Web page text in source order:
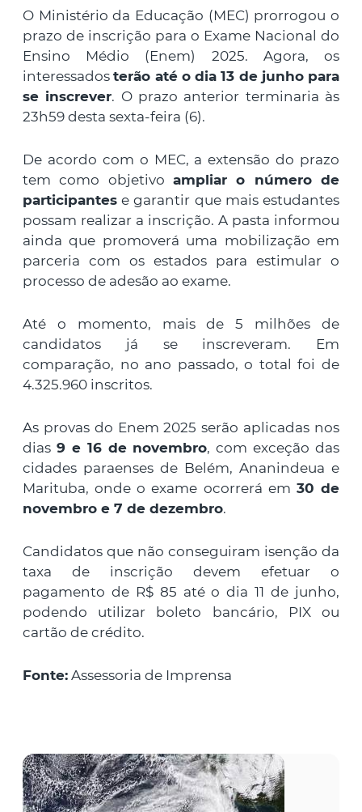
O Ministério da Educação (MEC) prorrogou o
prazo de inscrição para o Exame Nacional do
Ensino Médio (Enem) 2025. Agora, os
interessadosterão até o dia 13 de junho para
se inscrever. O prazo anterior terminaria às
23h59 desta sexta-feira (6).
De acordo com o MEC, a extensão do prazo
tem como objetivo ampliar o número de
participantes e garantir que mais estudantes
possam realizar a inscrição. A pasta informou
ainda que promoverá uma mobilização em
parceria com os estados para estimular o
processo de adesão ao exame.
Até o momento, mais de 5 milhões de
candidatos já se inscreveram. Em
comparação, no ano passado, o total foi de
4.325.960 inscritos.
As provas do Enem 2025 serão aplicadas nos
dias 9 e 16 de novembro, com exceção das
cidades paraenses de Belém, Ananindeua e
Marituba, onde o exame ocorrerá em 30 de
novembro e 7 de dezembro.
Candidatos que não conseguiram isenção da
taxa de inscrição devem efetuar o
pagamento de R$ 85 até o dia 11 de junho,
podendo utilizar boleto bancário, PIX ou
cartão de crédito.
Fonte: Assessoria de Imprensa